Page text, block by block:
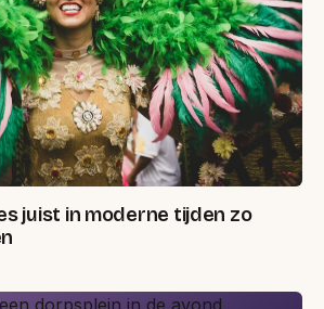
juist in moderne tijden zo